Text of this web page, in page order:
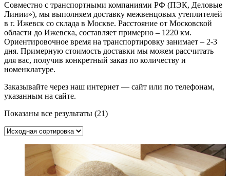
Совместно с транспортными компаниями РФ (ПЭК, Деловые
Линии»), мы выполняем доставку межвенцовых утеплителей
в г. Ижевск со склада в Москве. Расстояние от Московской
области до Ижевска, составляет примерно – 1220 км.
Ориентировочное время на транспортировку занимает – 2-3
дня. Примерную стоимость доставки мы можем рассчитать
для вас, получив конкретный заказ по количеству и
номенклатуре.
Заказывайте через наш интернет — сайт или по телефонам,
указанным на сайте.
Показаны все результаты (21)